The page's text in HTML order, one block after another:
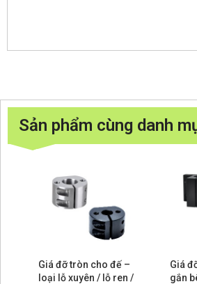
Sản phẩm cùng danh
Giá đỡ tròn cho đế –
loại lỗ xuyên / lỗ ren /
Giá
gắn